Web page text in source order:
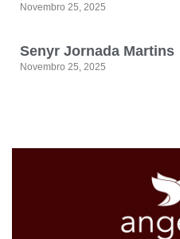
Novembro 25, 2025
Senyr Jornada Martins
Novembro 25, 2025